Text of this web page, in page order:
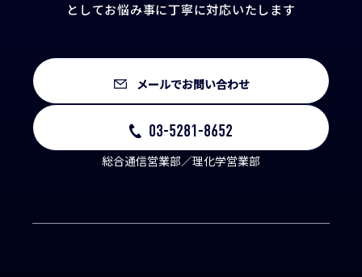
としてお悩み事に丁寧に対応いたします
メールでお問い合わせ
03-5281-8652
総合通信営業部／理化学営業部